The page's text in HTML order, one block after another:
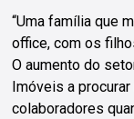
“Uma família que
office, com os
O aumento do
Imóveis a
colaboradores